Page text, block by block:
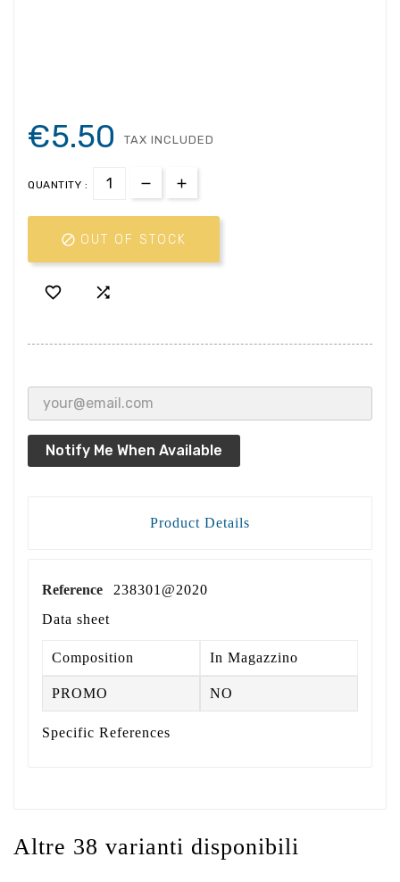
€5.50 TAX INCLUDED
QUANTITY :
 OUT OF STOCK
 
Notify Me When Available
Product Details
Reference
238301@2020
Data sheet
Composition In Magazzino
PROMO NO
Specific References
Altre 38 varianti disponibili